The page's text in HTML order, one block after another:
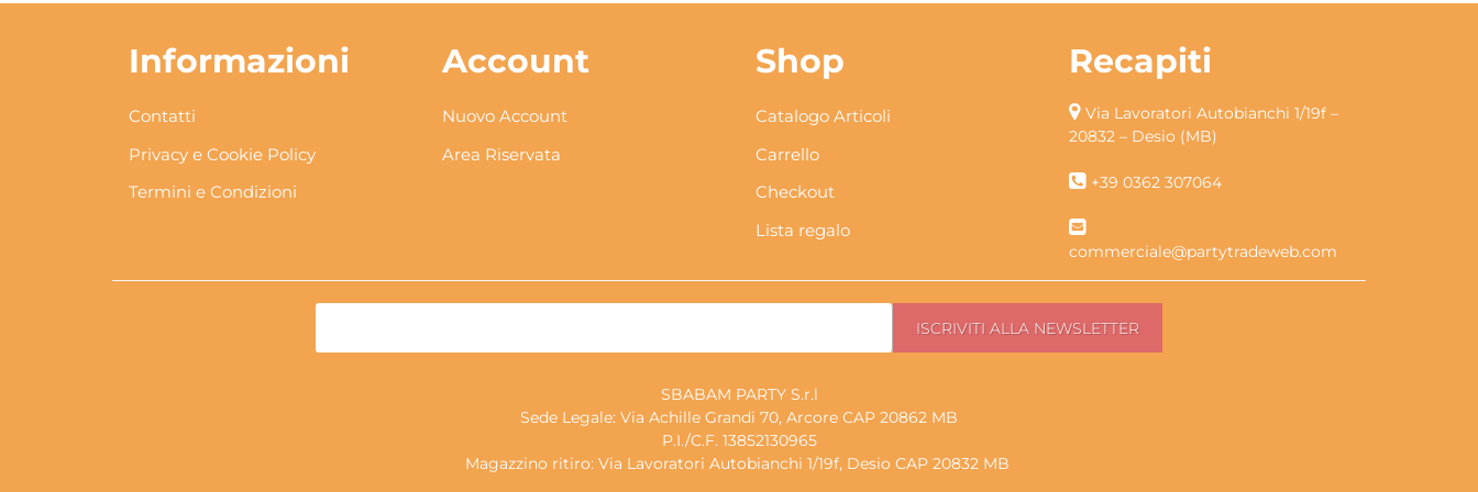
Informazioni
Contatti
Privacy e Cookie Policy
Termini e Condizioni
Account
Nuovo Account
Area Riservata
Shop
Catalogo Articoli
Carrello
Checkout
Lista regalo
Recapiti
Via Lavoratori Autobianchi 1/19f –
20832 – Desio (MB)
+39 0362 307064
commerciale@partytradeweb.com
SBABAM PARTY S.r.l
Sede Legale: Via Achille Grandi 70, Arcore CAP 20862 MB
P.I./C.F. 13852130965
Magazzino ritiro: Via Lavoratori Autobianchi 1/19f, Desio CAP 20832 MB